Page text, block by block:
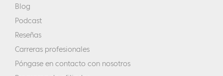
Blog
Podcast
Reseñas
Carreras profesionales
Póngase en contacto con nosotros